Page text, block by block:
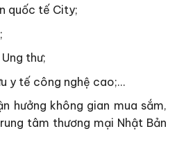
quốc tế City;
thư;
y tế công nghệ cao;…
hưởng không gian mua sắm,
tâm thương mại Nhật Bản